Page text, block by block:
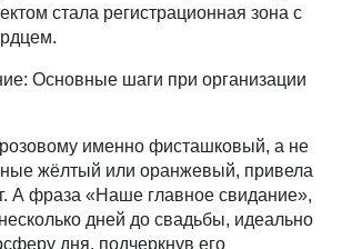
стала регистрационная зона с
Основные шаги при организации
именно фисташковый, а не
жёлтый или оранжевый, привела
А фраза «Наше главное свидание»,
дней до свадьбы, идеально
дня, подчеркнув его